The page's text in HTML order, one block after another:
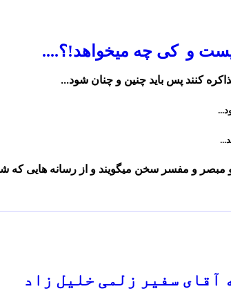
و کی چه میخواهد!؟....
کنند پس باید چنین و چنان شود...
...
...
و مبصر و مفسر سخن میگویند و از رسانه هایی که
آقای سفیر زلمی خلیل زاد